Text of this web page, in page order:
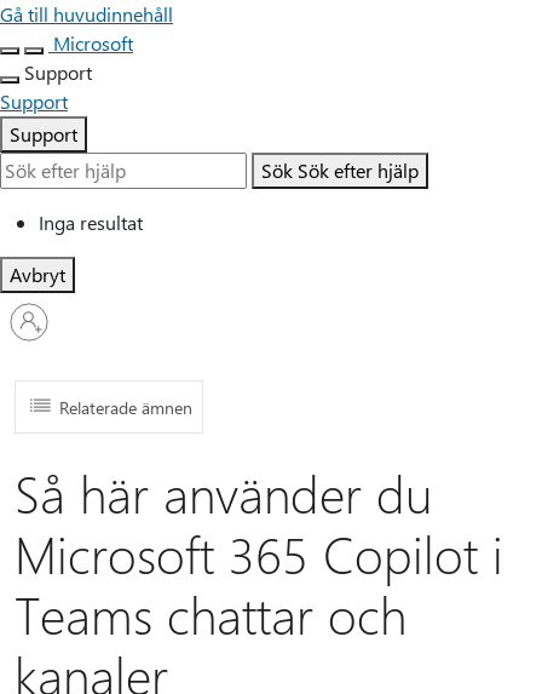
Gå till huvudinnehåll
Microsoft
Support
Support
Support
Sök Sök efter hjälp
Inga resultat
Avbryt
Logga
in
ditt
konto Relaterade ämnen
Så här använder du
Microsoft 365 Copilot i
Teams chattar och
kanaler